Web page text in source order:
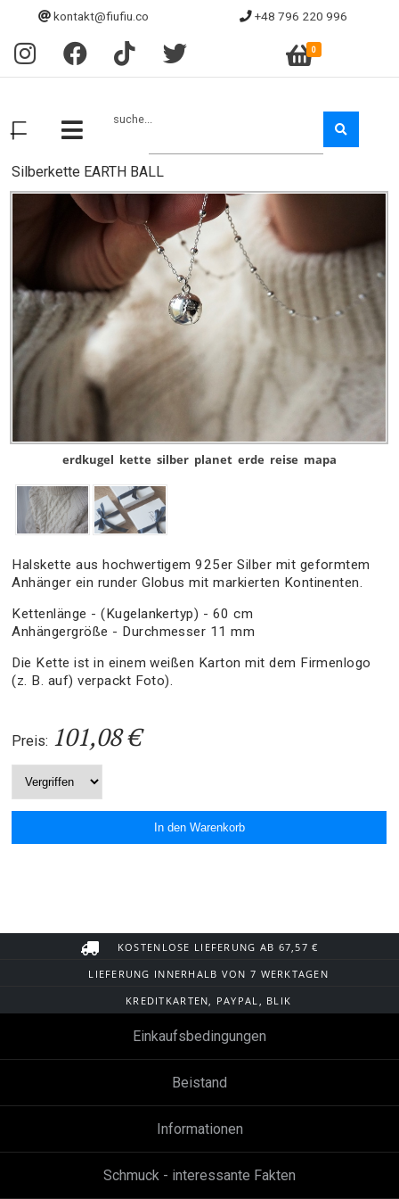
kontakt@fiufiu.co +48 796 220 996
0
suche...
Silberkette EARTH BALL
erdkugel kette silber planet erde reise mapa
Halskette aus hochwertigem 925er Silber mit geformtem
Anhänger ein runder Globus mit markierten Kontinenten.
Kettenlänge - (Kugelankertyp) - 60 cm
Anhängergröße - Durchmesser 11 mm
Die Kette ist in einem weißen Karton mit dem Firmenlogo
(z. B. auf) verpackt Foto).
Preis: 101,08 €
KOSTENLOSE LIEFERUNG AB 67,57 €
LIEFERUNG INNERHALB VON 7 WERKTAGEN
KREDITKARTEN, PAYPAL, BLIK
Einkaufsbedingungen
Beistand
Informationen
Schmuck - interessante Fakten